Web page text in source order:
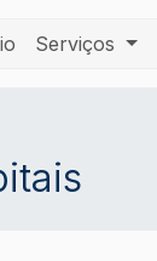
Serviços